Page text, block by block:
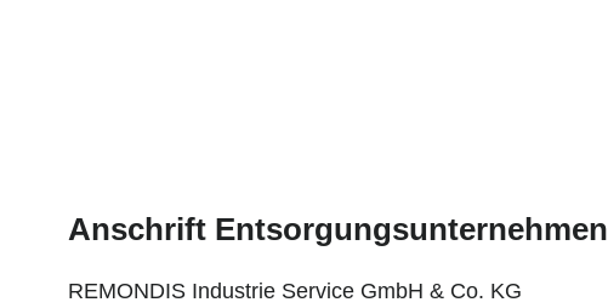
Anschrift Entsorgungsunternehmen
REMONDIS Industrie Service GmbH & Co. KG